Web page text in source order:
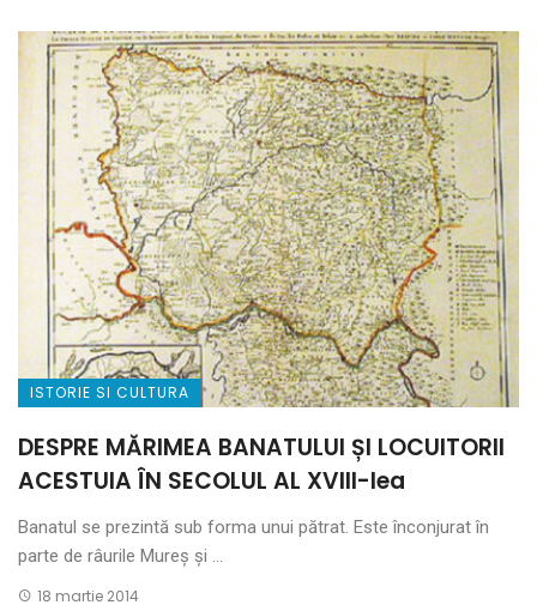
ISTORIE SI CULTURA
DESPRE MĂRIMEA BANATULUI ȘI LOCUITORII
ACESTUIA ÎN SECOLUL AL XVIII-lea
Banatul se prezintă sub forma unui pătrat. Este înconjurat în
parte de râurile Mureș și ...
18 martie 2014